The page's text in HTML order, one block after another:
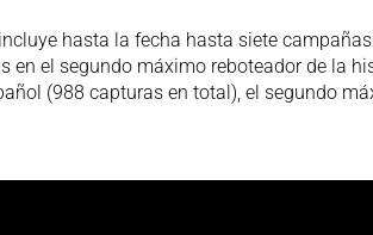
hasta la fecha hasta siete
en el segundo máximo reboteador de la
(988 capturas en total), el segundo